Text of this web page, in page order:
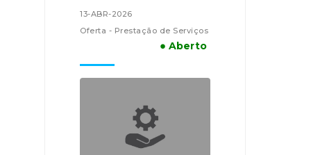
13-ABR-2026
Oferta - Prestação de Serviços
● Aberto